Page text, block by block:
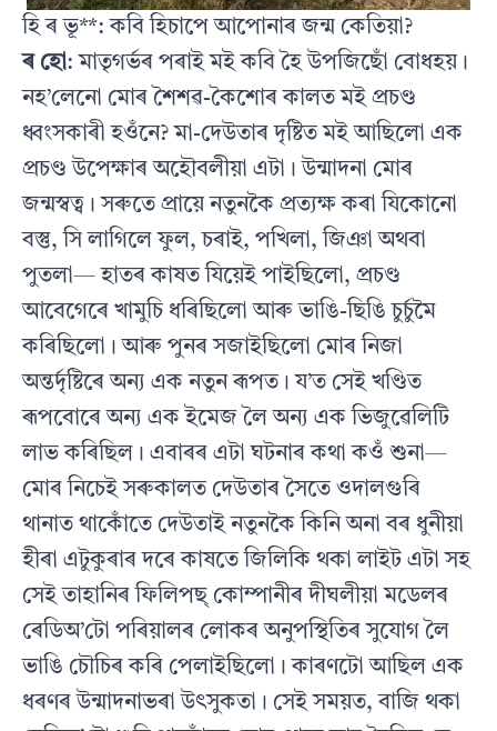
হি ৰ ভূ**: কবি হিচাপে আপোনাৰ জন্ম কেতিয়া?
ৰ হো: মাতৃগৰ্ভৰ পৰাই মই কবি হৈ উপজিছোঁ বোধহয়।
নহ’লেনো মোৰ শৈশৱ-কৈশোৰ কালত মই প্ৰচণ্ড
ধ্বংসকাৰী হওঁনে? মা-দেউতাৰ দৃষ্টিত মই আছিলো এক
প্ৰচণ্ড উপেক্ষাৰ অহৌবলীয়া এটা। উন্মাদনা মোৰ
জন্মস্বত্ব। সৰুতে প্ৰায়ে নতুনকৈ প্ৰত্যক্ষ কৰা যিকোনো
বস্তু, সি লাগিলে ফুল, চৰাই, পখিলা, জিঞা অথবা
পুতলা— হাতৰ কাষত যিয়েই পাইছিলো, প্ৰচণ্ড
আবেগেৰে খামুচি ধৰিছিলো আৰু ভাঙি-ছিঙি চুৰ্চুমৈ
কৰিছিলো। আৰু পুনৰ সজাইছিলো মোৰ নিজা
অন্তৰ্দৃষ্টিৰে অন্য এক নতুন ৰূপত। য’ত সেই খণ্ডিত
ৰূপবোৰে অন্য এক ইমেজ লৈ অন্য এক ভিজুৱেলিটি
লাভ কৰিছিল। এবাৰৰ এটা ঘটনাৰ কথা কওঁ শুনা—
মোৰ নিচেই সৰুকালত দেউতাৰ সৈতে ওদালগুৰি
থানাত থাকোঁতে দেউতাই নতুনকৈ কিনি অনা বৰ ধুনীয়া
হীৰা এটুকুৰাৰ দৰে কাষতে জিলিকি থকা লাইট এটা সহ
সেই তাহানিৰ ফিলিপছ্ কোম্পানীৰ দীঘলীয়া মডেলৰ
ৰেডিঅ’টো পৰিয়ালৰ লোকৰ অনুপস্থিতিৰ সুযোগ লৈ
ভাঙি চৌচিৰ কৰি পেলাইছিলো। কাৰণটো আছিল এক
ধৰণৰ উন্মাদনাভৰা উৎসুকতা। সেই সময়ত, বাজি থকা